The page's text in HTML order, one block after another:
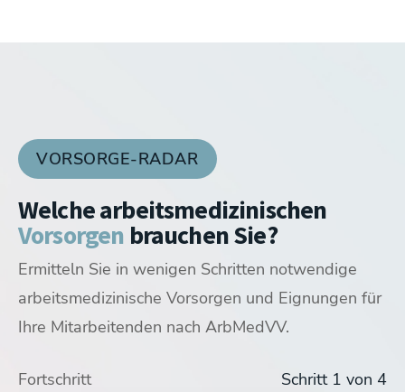
VORSORGE-RADAR
Welche arbeitsmedizinischen
Vorsorgen brauchen Sie?
Ermitteln Sie in wenigen Schritten notwendige
arbeitsmedizinische Vorsorgen und Eignungen für
Ihre Mitarbeitenden nach ArbMedVV.
Fortschritt Schritt 1 von 4